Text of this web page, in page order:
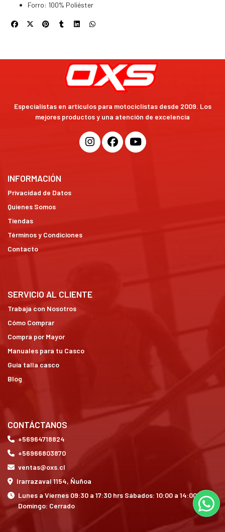
Forro: 100% Poliéster
Especialistas en artículos para motociclistas desde 2009. Los
mejores productos y una atención de excelencia
INFORMACIÓN
Privacidad de Datos
Quienes Somos
Tiendas
Términos y Condiciones
Contacto
SERVICIO AL CLIENTE
Trabaja con Nosotros
Cómo Comprar
Compra por Mayor
Manuales para tu Casco
Guía talla casco
Blog
CONTÁCTANOS
+56964718824
+56966803870
ventas@oxs.cl
Irarrazaval 1154, Ñuñoa
Lunes a Viernes 09:30 a 17:30 hrs Sábados: 10:00 a 14:00 hrs
Domingo: Cerrado